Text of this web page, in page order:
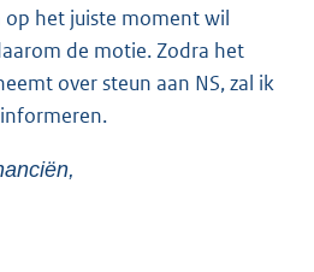
op het juiste moment wil
de motie. Zodra het
over steun aan NS, zal ik